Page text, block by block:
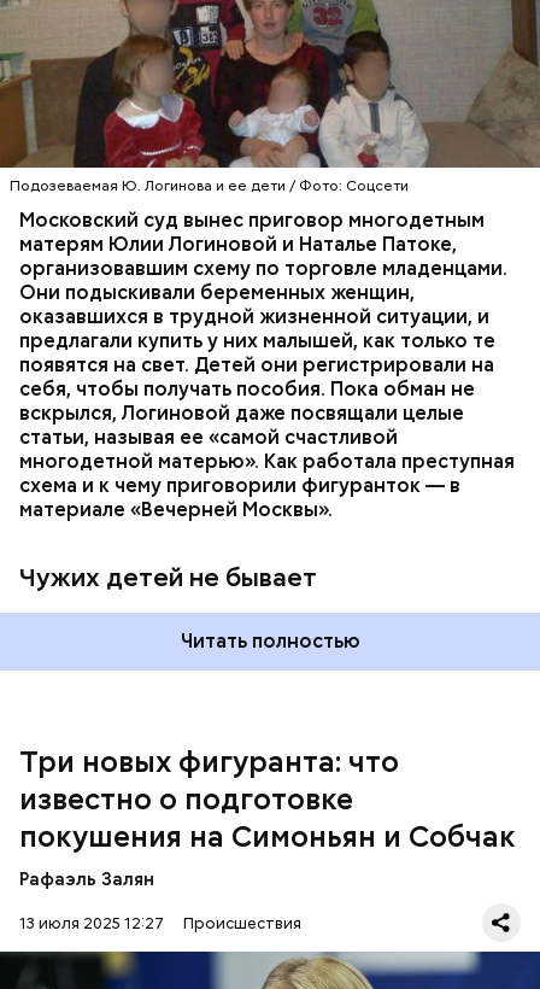
Подозеваемая Ю. Логинова и ее дети / Фото: Соцсети
Московский суд вынес приговор многодетным
матерям Юлии Логиновой и Наталье Патоке,
организовавшим схему по торговле младенцами.
Они подыскивали беременных женщин,
оказавшихся в трудной жизненной ситуации, и
предлагали купить у них малышей, как только те
появятся на свет. Детей они регистрировали на
себя, чтобы получать пособия. Пока обман не
вскрылся, Логиновой даже посвящали целые
статьи, называя ее «самой счастливой
многодетной матерью». Как работала преступная
схема и к чему приговорили фигуранток — в
материале «Вечерней Москвы».
Чужих детей не бывает
Впервые о своем счастливом опыте материнства
Юлия Логинова рассказала еще в 2009 году: в
газете «Новокосино» появилась ее колонка под
заголовком «Чужих детей не бывает», в которой
жительница столичного района Новокосино
статье женщину представляют как многодетную
мать.
Читать полностью
ПРОИСШЕСТВИЯ
РАЙОН НОВОКОСИНО
СЛЕДСТВЕННЫЙ КОМИТЕТ
ТОРГОВЛЯ ЛЮДЬМИ
МОСКВА
Три новых фигуранта: что
известно о подготовке
покушения на Симоньян и Собчак
Рафаэль Залян
13 июля 2025 12:27 Происшествия
Курировала действия неонацистов и
финансировала их деятельность, по данным ФСБ,
Служба безопасности Украины (СБУ).
При поимке преступников у них были изъяты:
автомат Калашникова, 90 патронов к нему, ножи,
кастеты, резиновые дубинки, наручники, шевроны
и флаги с нацистской символикой, нацистская
литература, а также средства связи и компьютеры.
В средствах связи ФСБ нашли подтверждение
«Параграфа-88».
«Параграф-88» — кто они?